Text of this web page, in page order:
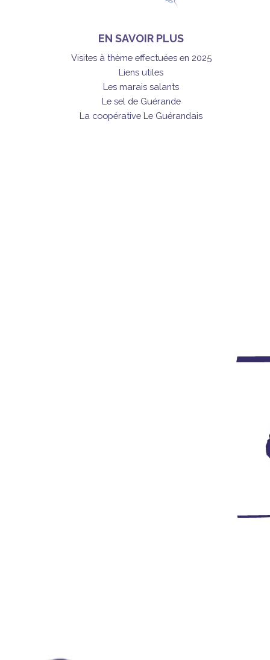
EN SAVOIR PLUS
Visites à thème effectuées en 2025
Liens utiles
Les marais salants
Le sel de Guérande
La coopérative Le Guérandais